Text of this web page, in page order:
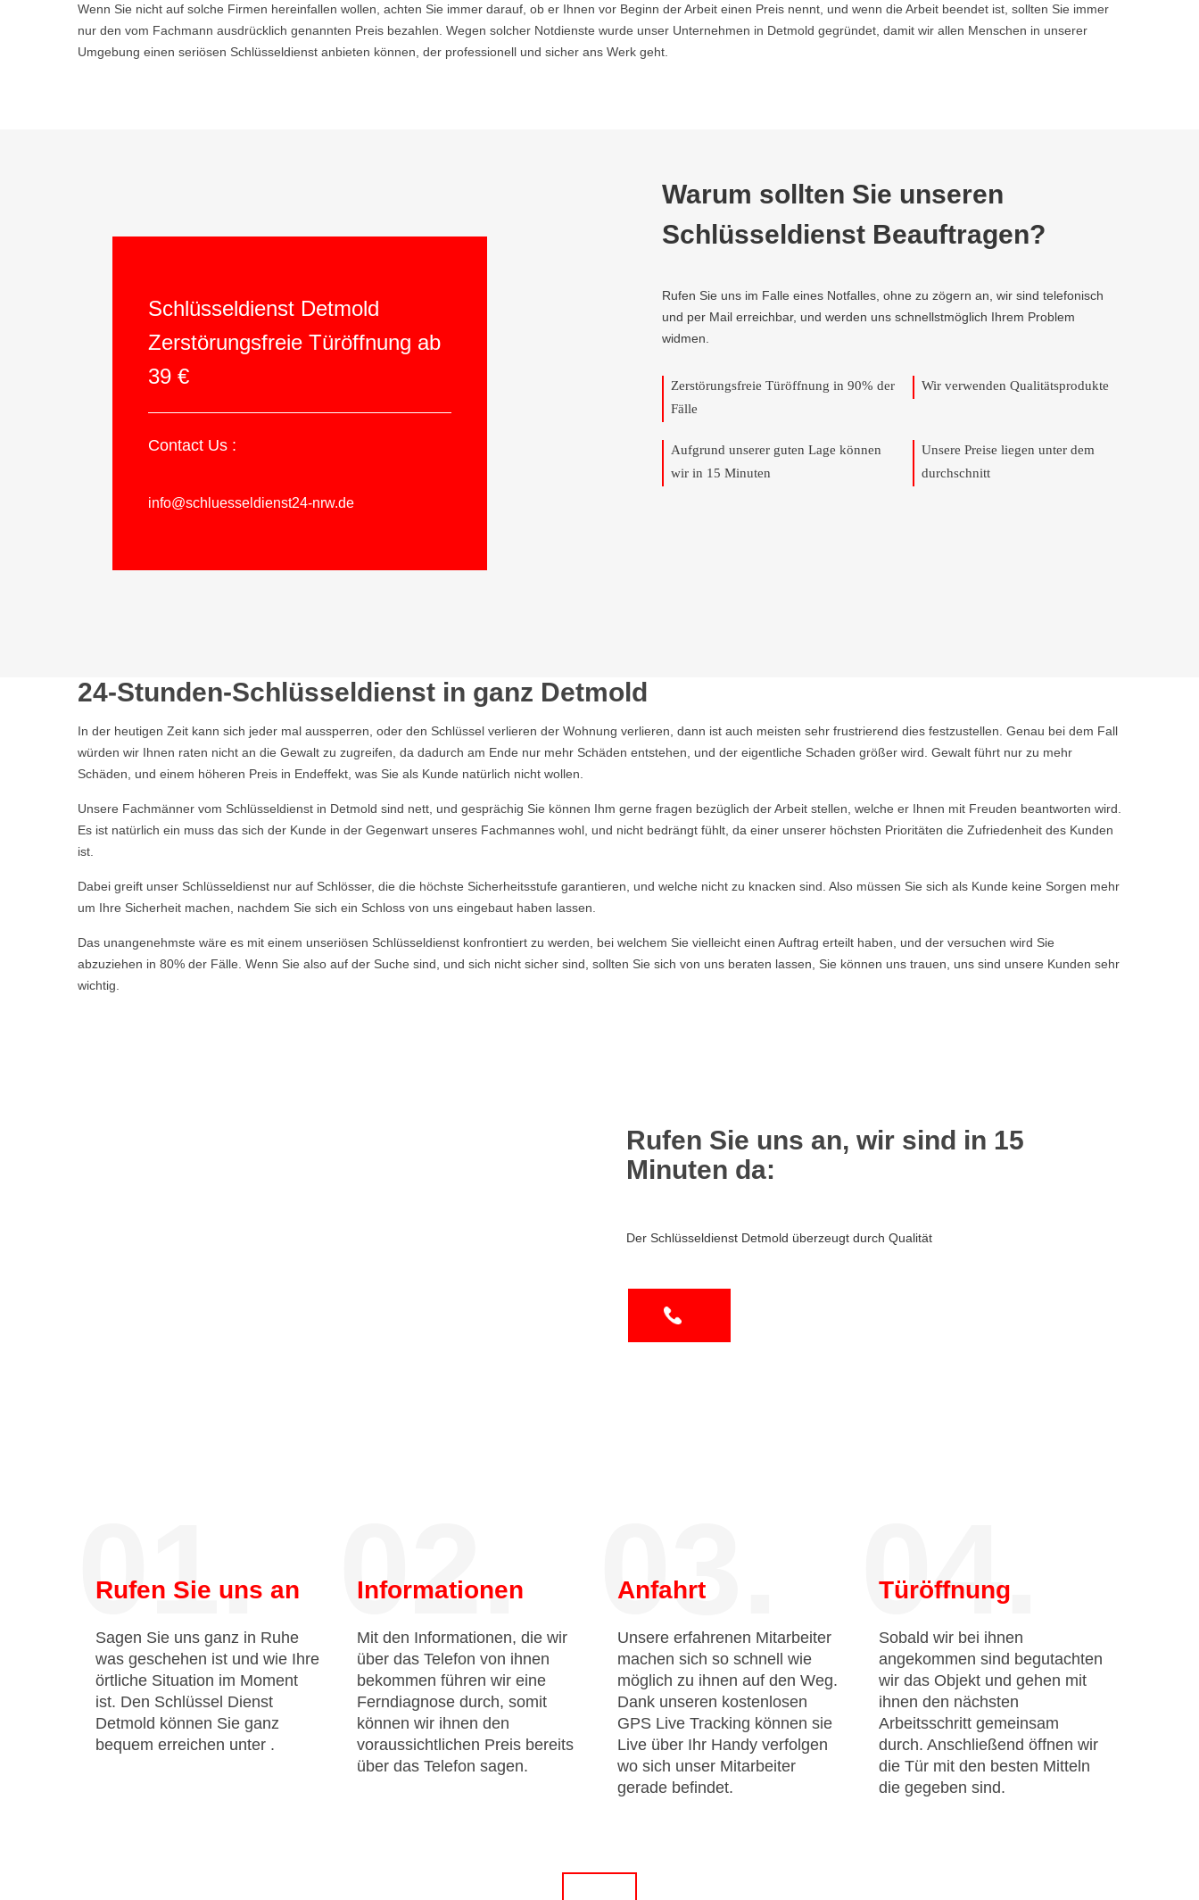
Wenn Sie nicht auf solche Firmen hereinfallen wollen, achten Sie immer darauf, ob er Ihnen vor Beginn der Arbeit einen Preis nennt, und wenn die Arbeit beendet ist, sollten Sie immer
nur den vom Fachmann ausdrücklich genannten Preis bezahlen. Wegen solcher Notdienste wurde unser Unternehmen in Detmold gegründet, damit wir allen Menschen in unserer
Umgebung einen seriösen Schlüsseldienst anbieten können, der professionell und sicher ans Werk geht.
Schlüsseldienst Detmold
Zerstörungsfreie Türöffnung ab
39 €
Contact Us :
info@schluesseldienst24-nrw.de
Warum sollten Sie unseren
Schlüsseldienst Beauftragen?
Rufen Sie uns im Falle eines Notfalles, ohne zu zögern an, wir sind telefonisch
und per Mail erreichbar, und werden uns schnellstmöglich Ihrem Problem
widmen.
Zerstörungsfreie Türöffnung in 90% der
Fälle
Wir verwenden Qualitätsprodukte
Aufgrund unserer guten Lage können
wir in 15 Minuten
Unsere Preise liegen unter dem
durchschnitt
24-Stunden-Schlüsseldienst in ganz Detmold
In der heutigen Zeit kann sich jeder mal aussperren, oder den Schlüssel verlieren der Wohnung verlieren, dann ist auch meisten sehr frustrierend dies festzustellen. Genau bei dem Fall
würden wir Ihnen raten nicht an die Gewalt zu zugreifen, da dadurch am Ende nur mehr Schäden entstehen, und der eigentliche Schaden größer wird. Gewalt führt nur zu mehr
Schäden, und einem höheren Preis in Endeffekt, was Sie als Kunde natürlich nicht wollen.
Unsere Fachmänner vom Schlüsseldienst in Detmold sind nett, und gesprächig Sie können Ihm gerne fragen bezüglich der Arbeit stellen, welche er Ihnen mit Freuden beantworten wird.
Es ist natürlich ein muss das sich der Kunde in der Gegenwart unseres Fachmannes wohl, und nicht bedrängt fühlt, da einer unserer höchsten Prioritäten die Zufriedenheit des Kunden
ist.
Dabei greift unser Schlüsseldienst nur auf Schlösser, die die höchste Sicherheitsstufe garantieren, und welche nicht zu knacken sind. Also müssen Sie sich als Kunde keine Sorgen mehr
um Ihre Sicherheit machen, nachdem Sie sich ein Schloss von uns eingebaut haben lassen.
Das unangenehmste wäre es mit einem unseriösen Schlüsseldienst konfrontiert zu werden, bei welchem Sie vielleicht einen Auftrag erteilt haben, und der versuchen wird Sie
abzuziehen in 80% der Fälle. Wenn Sie also auf der Suche sind, und sich nicht sicher sind, sollten Sie sich von uns beraten lassen, Sie können uns trauen, uns sind unsere Kunden sehr
wichtig.
Rufen Sie uns an, wir sind in 15
Minuten da:
Der Schlüsseldienst Detmold überzeugt durch Qualität
01.
Rufen Sie uns an
Sagen Sie uns ganz in Ruhe
was geschehen ist und wie Ihre
örtliche Situation im Moment
ist. Den Schlüssel Dienst
Detmold können Sie ganz
bequem erreichen unter .
02.
Informationen
Mit den Informationen, die wir
über das Telefon von ihnen
bekommen führen wir eine
Ferndiagnose durch, somit
können wir ihnen den
voraussichtlichen Preis bereits
über das Telefon sagen.
03.
Anfahrt
Unsere erfahrenen Mitarbeiter
machen sich so schnell wie
möglich zu ihnen auf den Weg.
Dank unseren kostenlosen
GPS Live Tracking können sie
Live über Ihr Handy verfolgen
wo sich unser Mitarbeiter
gerade befindet.
04.
Türöffnung
Sobald wir bei ihnen
angekommen sind begutachten
wir das Objekt und gehen mit
ihnen den nächsten
Arbeitsschritt gemeinsam
durch. Anschließend öffnen wir
die Tür mit den besten Mitteln
die gegeben sind.